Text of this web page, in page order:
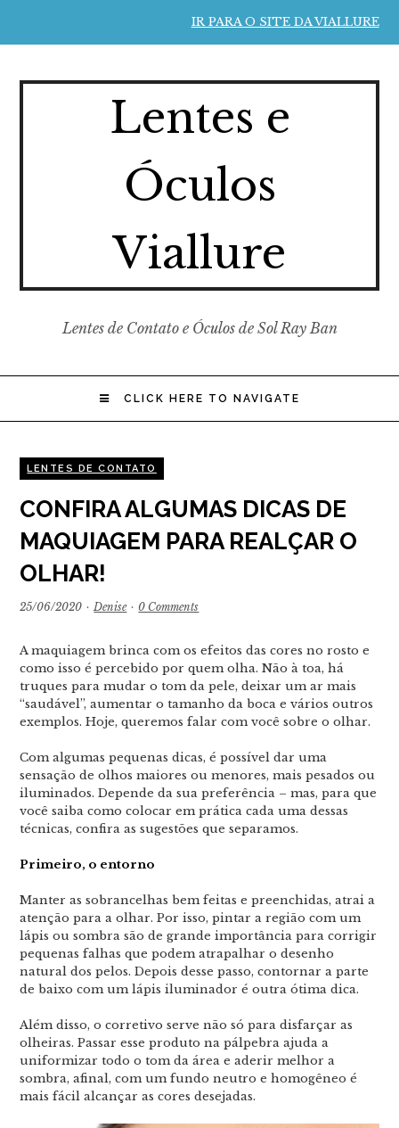
IR PARA O SITE DA VIALLURE
Lentes e
Óculos
Viallure
Lentes de Contato e Óculos de Sol Ray Ban
CLICK HERE TO NAVIGATE
LENTES DE CONTATO
CONFIRA ALGUMAS DICAS DE
MAQUIAGEM PARA REALÇAR O
OLHAR!
25/06/2020 · Denise · 0 Comments
A maquiagem brinca com os efeitos das cores no rosto e
como isso é percebido por quem olha. Não à toa, há
truques para mudar o tom da pele, deixar um ar mais
“saudável”, aumentar o tamanho da boca e vários outros
exemplos. Hoje, queremos falar com você sobre o olhar.
Com algumas pequenas dicas, é possível dar uma
sensação de olhos maiores ou menores, mais pesados ou
iluminados. Depende da sua preferência – mas, para que
você saiba como colocar em prática cada uma dessas
técnicas, confira as sugestões que separamos.
Primeiro, o entorno
Manter as sobrancelhas bem feitas e preenchidas, atrai a
atenção para a olhar. Por isso, pintar a região com um
lápis ou sombra são de grande importância para corrigir
pequenas falhas que podem atrapalhar o desenho
natural dos pelos. Depois desse passo, contornar a parte
de baixo com um lápis iluminador é outra ótima dica.
Além disso, o corretivo serve não só para disfarçar as
olheiras. Passar esse produto na pálpebra ajuda a
uniformizar todo o tom da área e aderir melhor a
sombra, afinal, com um fundo neutro e homogêneo é
mais fácil alcançar as cores desejadas.